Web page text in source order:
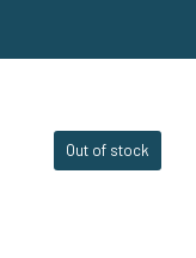
Out of stock